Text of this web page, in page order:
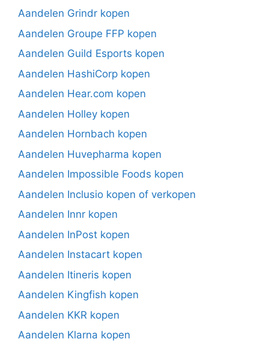
Aandelen Grindr kopen
Aandelen Groupe FFP kopen
Aandelen Guild Esports kopen
Aandelen HashiCorp kopen
Aandelen Hear.com kopen
Aandelen Holley kopen
Aandelen Hornbach kopen
Aandelen Huvepharma kopen
Aandelen Impossible Foods kopen
Aandelen Inclusio kopen of verkopen
Aandelen Innr kopen
Aandelen InPost kopen
Aandelen Instacart kopen
Aandelen Itineris kopen
Aandelen Kingfish kopen
Aandelen KKR kopen
Aandelen Klarna kopen